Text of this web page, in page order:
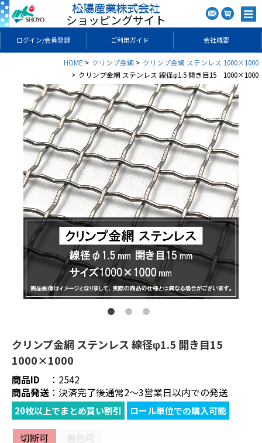
ショッピングサイト
ログイン/会員登録 ご利用ガイド 会社概要
HOME クリンプ金網
クリンプ金網 ステンレス 1000×1000
クリンプ金網 ステンレス 線径φ1.5 開き目15 1000×1000
クリンプ金網 ステンレス 線径φ1.5 開き目15
1000×1000
商品ID ： 2542
商品発送 ： 決済完了後通常2～3営業日以内での発送
20枚以上でまとめ買い割引 ロール単位での購入可能
切断可 着色可